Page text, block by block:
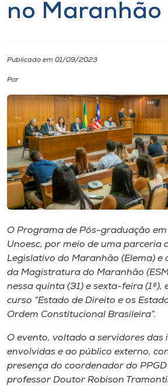
Unoesc
I.nova
Diplomados
Cultura
CPA
Editora
Rádio
Unoesc
Store
no Maranhão
Publicado em 01/09/2023
Por
O Programa de Pós-graduação em
Unoesc, por meio de uma parceria
Legislativo do Maranhão (Elema) e
da Magistratura do Maranhão
nessa quinta (31) e sexta-feira (1º),
curso “Estado de Direito e os
Ordem Constitucional Brasileira”.
O evento, voltado a servidores das
envolvidas e ao público externo,
presença do coordenador do PPGD
professor Doutor Robison